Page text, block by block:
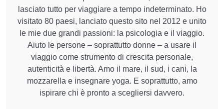
lasciato tutto per viaggiare a tempo indeterminato. Ho
visitato 80 paesi, lanciato questo sito nel 2012 e unito
le mie due grandi passioni: la psicologia e il viaggio.
Aiuto le persone – soprattutto donne – a usare il
viaggio come strumento di crescita personale,
autenticità e libertà. Amo il mare, il sud, i cani, la
mozzarella e insegnare yoga. E soprattutto, amo
ispirare chi è pronto a scegliersi davvero.